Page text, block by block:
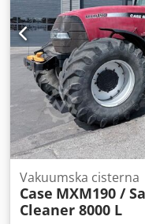
Napajanje: 230V
Schmedt PraForm 21-
rezačem žlijeba.
vrlo dobrom stanju,
specifikacije:
Težina: 220 kg
Cijena je za set od dva
Vakuumska cisterna
Case MXM190 /
Cleaner 8000 L